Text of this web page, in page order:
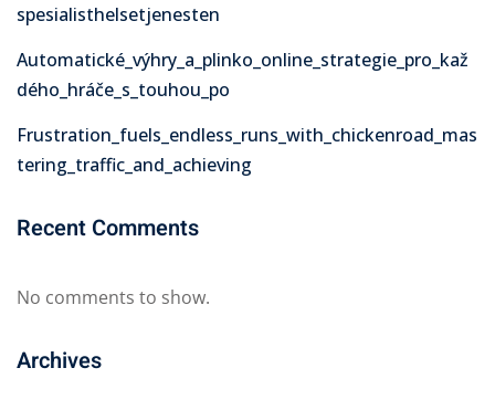
spesialisthelsetjenesten
Automatické_výhry_a_plinko_online_strategie_pro_kaž
dého_hráče_s_touhou_po
Frustration_fuels_endless_runs_with_chickenroad_mas
tering_traffic_and_achieving
Recent Comments
No comments to show.
Archives